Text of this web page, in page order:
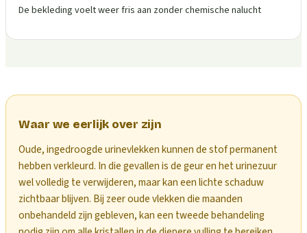
De bekleding voelt weer fris aan zonder chemische nalucht
Waar we eerlijk over zijn
Oude, ingedroogde urinevlekken kunnen de stof permanent
hebben verkleurd. In die gevallen is de geur en het urinezuur
wel volledig te verwijderen, maar kan een lichte schaduw
zichtbaar blijven. Bij zeer oude vlekken die maanden
onbehandeld zijn gebleven, kan een tweede behandeling